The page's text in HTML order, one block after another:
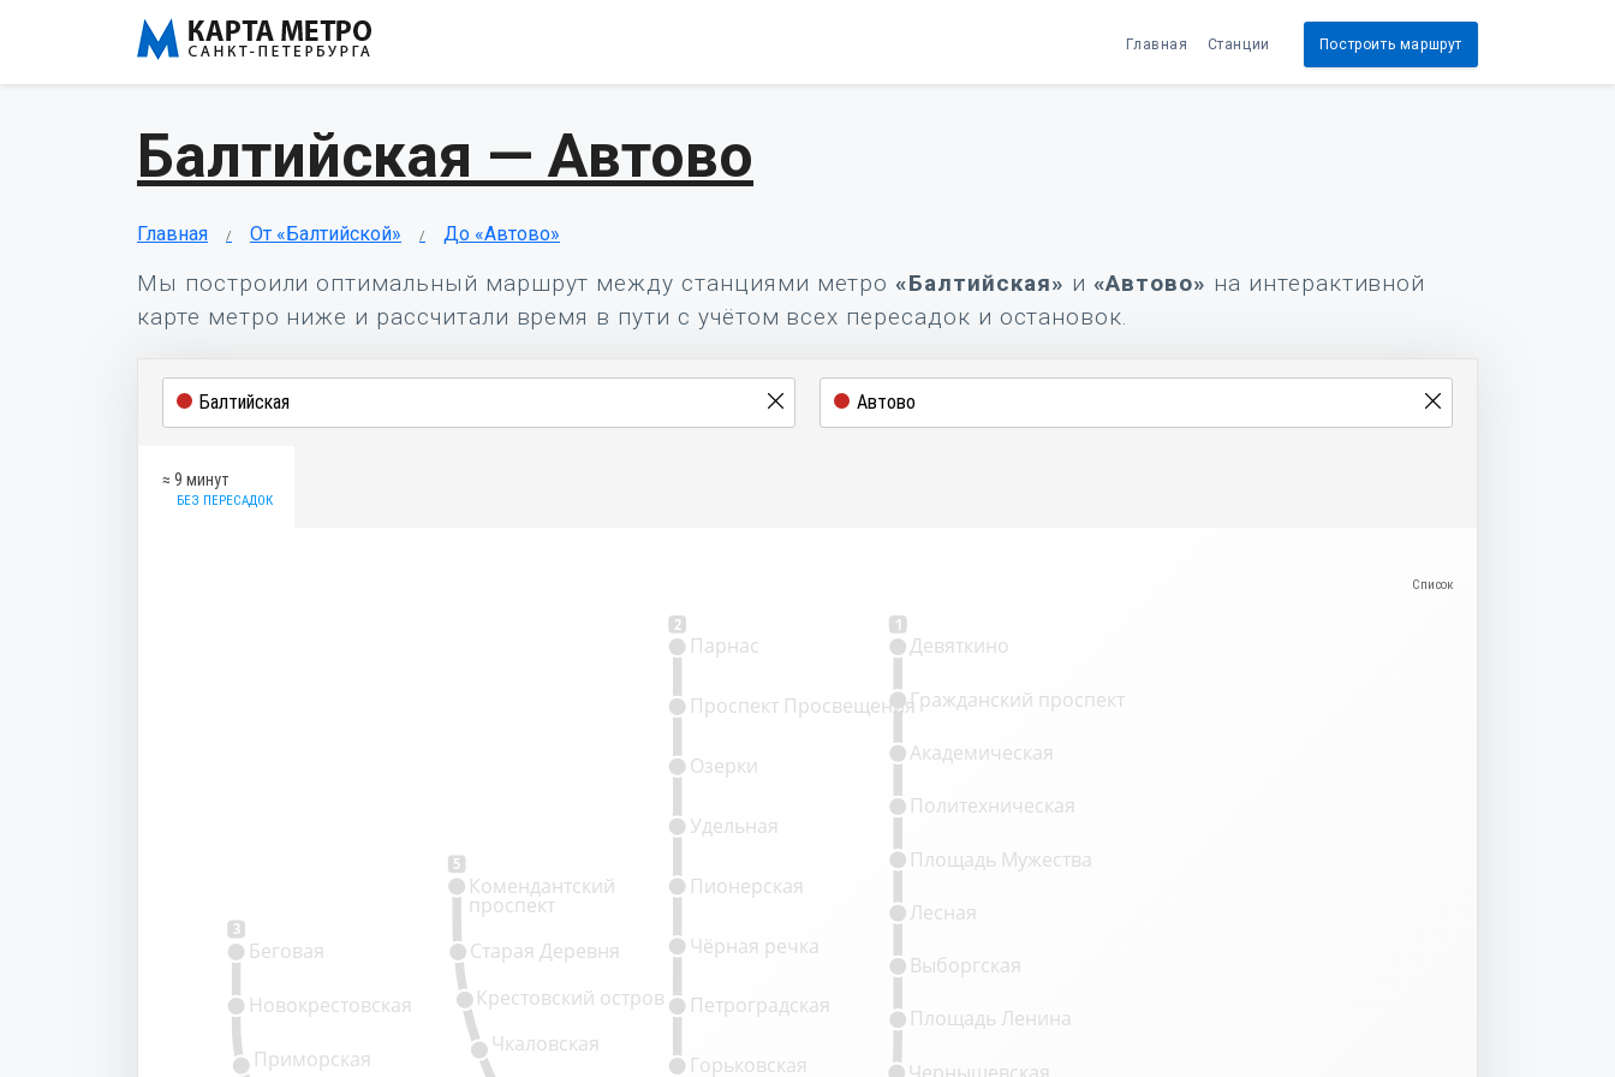
Главная Станции Построить маршрут
Балтийская — Автово
Главная От «Балтийской» До «Автово»
Мы построили оптимальный маршрут между станциями метро«Балтийская» и «Автово» на интерактивной
карте метро ниже и рассчитали время в пути с учётом всех пересадок и остановок.
≈ 9 минут
БЕЗ ПЕРЕСАДОК
3
5
2 1
Приморская
Чкаловская
Крестовский остров
Старая Деревня
Комендантский
проспект
Горьковская
Петроградская
Чёрная речка
Пионерская
Удельная
Озерки
Проспект Просвещения
Парнас
Чернышевская
Площадь Ленина
Выборгская
Лесная
Площадь Мужества
Политехническая
Академическая
Гражданский проспект
Девяткино
Новокрестовская
Беговая